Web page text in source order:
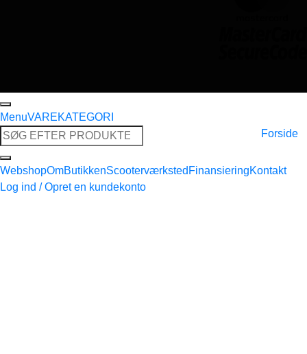
MenuVAREKATEGORI
Søg
efter:
Forside
WebshopOmButikkenScooterværksted FinansieringKontakt
Log ind / Opret en kundekonto